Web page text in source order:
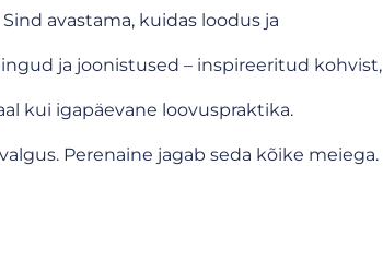
avastama, kuidas loodus ja
ja joonistused – inspireeritud kohvist,
kui igapäevane loovuspraktika.
Perenaine jagab seda kõike meiega.